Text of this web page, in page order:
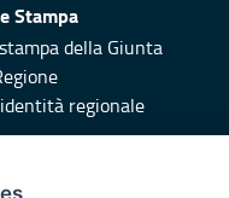
Stampa
della Giunta
regionale